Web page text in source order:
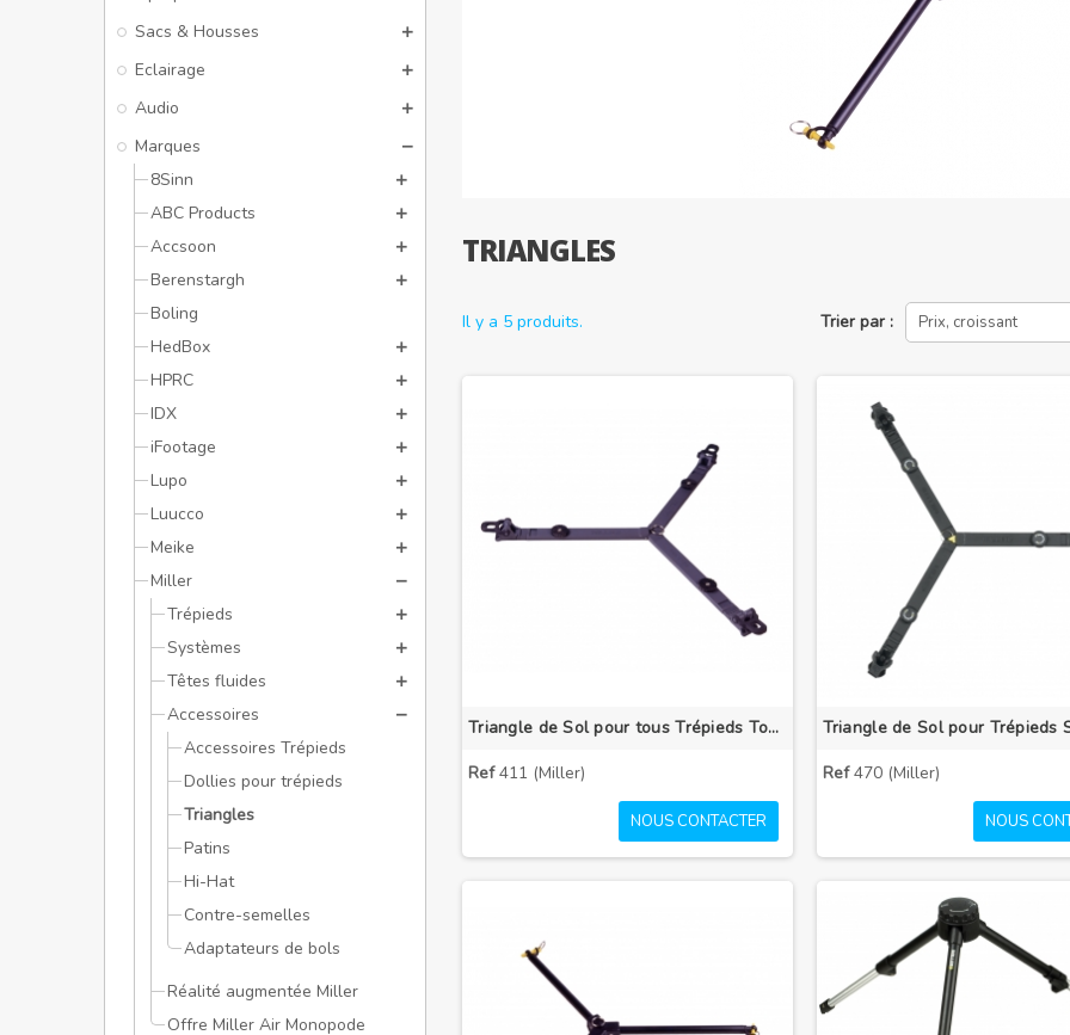
Sacs & Housses
Eclairage
Audio
Marques
8Sinn
ABC Products
Accsoon
Berenstargh
Boling
HedBox
HPRC
IDX
iFootage
Lupo
Luucco
Meike
Miller
Trépieds
Systèmes
Têtes fluides
Accessoires
Accessoires Trépieds
Dollies pour trépieds
Triangles
Patins
Hi-Hat
Contre-semelles
Adaptateurs de bols
Réalité augmentée Miller
Offre Miller Air Monopode
TRIANGLES
Trier par : Prix, croissant
Il y a 5 produits.
Triangle de Sol pour tous Trépieds Toggle Lock
Ref411 (Miller)
NOUS CONTACTER
Ref470 (Miller)
NOUS